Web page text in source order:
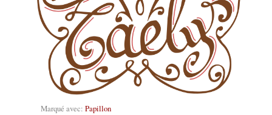
Marqué avec: Papillon